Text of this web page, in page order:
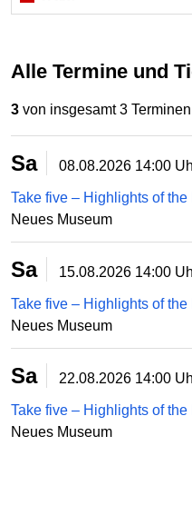
Alle Termine und
3 von insgesamt 3 Terminen
Sa 08.08.2026 14:00
Take five – Highlights of
Neues Museum
Sa 15.08.2026 14:00
Take five – Highlights of
Neues Museum
Sa 22.08.2026 14:00
Take five – Highlights of
Neues Museum